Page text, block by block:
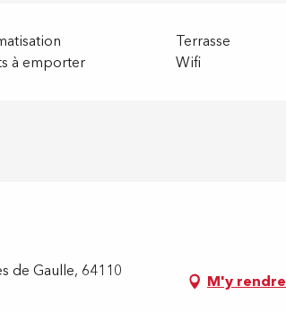
Terrasse
à emporter Wifi
de Gaulle, 64110
M'y rendre